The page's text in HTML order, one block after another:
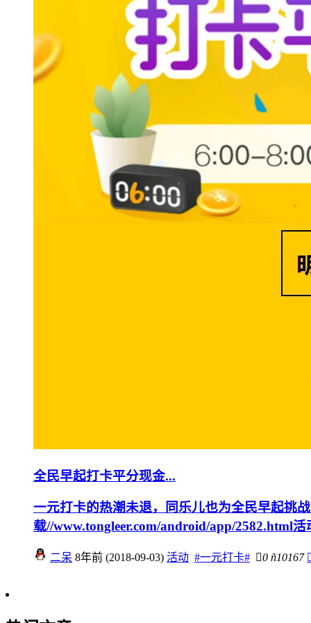
全民早起打卡平分现金...
一元打卡的热潮未退，同乐儿也为全民早起挑
载//www.tongleer.com/android/app/2582.html
二呆 8年前 (2018-09-03) 活动 #一元打卡# 0 ñ10167